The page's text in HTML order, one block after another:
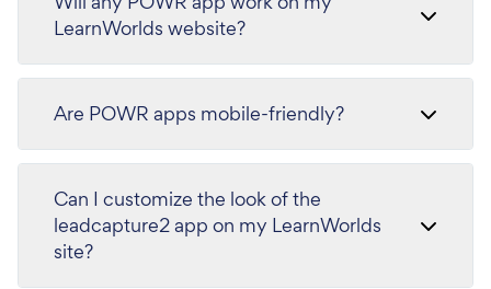
LearnWorlds website?
Are POWR apps mobile-friendly?
Can I customize the look of the
leadcapture2 app on my LearnWorlds
site?